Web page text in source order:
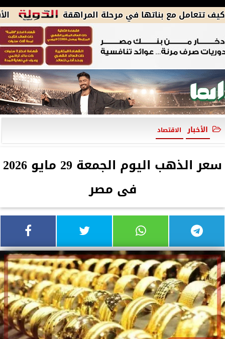
الأهلى بناتها في مرحلة المراهقة
الأخبار الاقتصاد
سعر الذهب اليوم الجمعة 29 مايو 2026
فى مصر